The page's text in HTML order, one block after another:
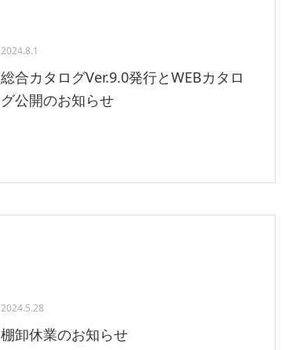
2024.8.1
総合カタログVer.9.0発行とWEBカタロ
グ公開のお知らせ
2024.5.28
棚卸休業のお知らせ